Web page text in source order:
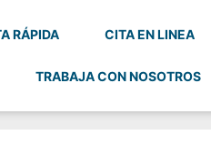
RÁPIDA CITA EN LINEA
TRABAJA CON NOSOTROS